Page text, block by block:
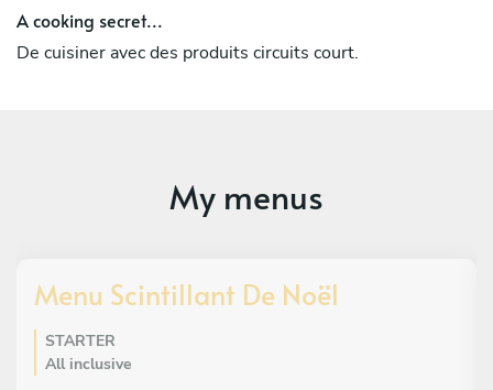
A cooking secret...
De cuisiner avec des produits circuits court.
My menus
Menu Scintillant De Noël
STARTER
All inclusive